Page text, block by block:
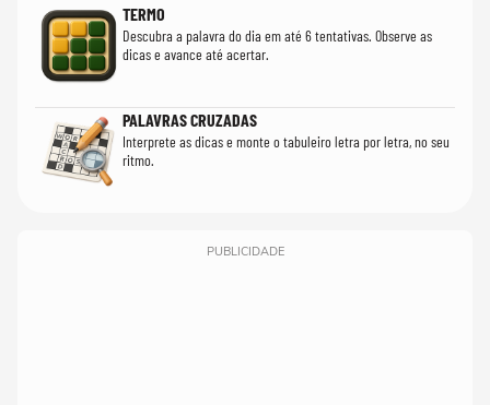
TERMO
Descubra a palavra do dia em até 6 tentativas. Observe as
dicas e avance até acertar.
PALAVRAS CRUZADAS
Interprete as dicas e monte o tabuleiro letra por letra, no seu
ritmo.
PUBLICIDADE